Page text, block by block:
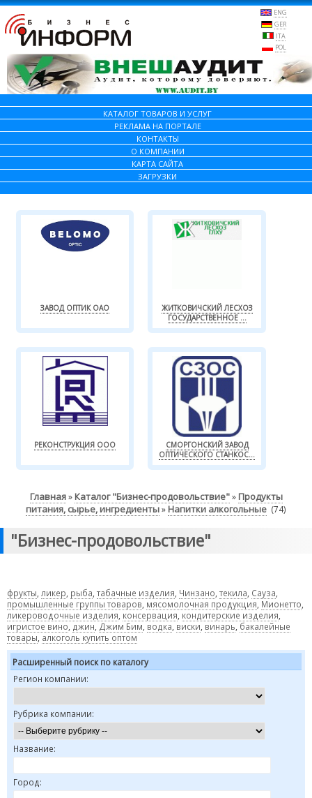
ENG
GER
ITA
POL
КАТАЛОГ ТОВАРОВ И УСЛУГ
РЕКЛАМА НА ПОРТАЛЕ
КОНТАКТЫ
О КОМПАНИИ
КАРТА САЙТА
ЗАГРУЗКИ
ЗАВОД ОПТИК ОАО
ЖИТКОВИЧСКИЙ ЛЕСХОЗ
ГОСУДАРСТВЕННОЕ ...
РЕКОНСТРУКЦИЯ ООО
СМОРГОНСКИЙ ЗАВОД
ОПТИЧЕСКОГО СТАНКОС...
Главная» Каталог "Бизнес-продовольствие"» Продукты
питания, сырье, ингредиенты» Напитки алкогольные (74)
"Бизнес-продовольствие"
фрукты ликер рыба табачные изделия Чинзано текила Сауза
промышленные группы товаров мясомолочная продукция Мионетто
ликероводочные изделия консервация кондитерские изделия
игристое вино джин Джим Бим водка виски винарь бакалейные
товары алкоголь купить оптом
Расширенный поиск по каталогу
Регион компании:
Рубрика компании:
Название:
Город: